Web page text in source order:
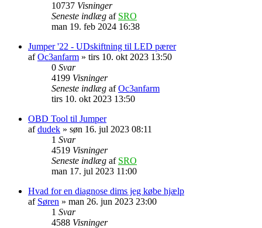
10737 Visninger
Seneste indlæg af SRO
man 19. feb 2024 16:38
Jumper '22 - UDskiftning til LED pærer
afOc3anfarm » tirs 10. okt 2023 13:50
0 Svar
4199 Visninger
Seneste indlæg afOc3anfarm
tirs 10. okt 2023 13:50
OBD Tool til Jumper
afdudek » søn 16. jul 2023 08:11
1 Svar
4519 Visninger
Seneste indlæg af SRO
man 17. jul 2023 11:00
Hvad for en diagnose dims jeg købe hjælp
af Søren » man 26. jun 2023 23:00
1 Svar
4588 Visninger